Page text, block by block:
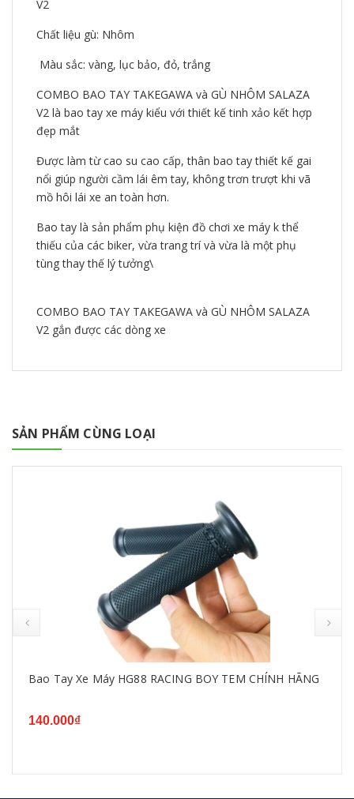
V2
Chất liệu gù: Nhôm
Màu sắc: vàng, lục bảo, đỏ, trắng
COMBO BAO TAY TAKEGAWA và GÙ NHÔM SALAZA
V2 là bao tay xe máy kiểu với thiết kế tinh xảo kết hợp
đẹp mắt
Được làm từ cao su cao cấp, thân bao tay thiết kế gai
nổi giúp người cầm lái êm tay, không trơn trượt khi vã
mồ hôi lái xe an toàn hơn.
Bao tay là sản phẩm phụ kiện đồ chơi xe máy k thể
thiếu của các biker, vừa trang trí và vừa là một phụ
tùng thay thế lý tưởng\
COMBO BAO TAY TAKEGAWA và GÙ NHÔM SALAZA
V2 gắn được các dòng xe
SẢN PHẨM CÙNG LOẠI
Bao Tay Xe Máy HG88 RACING BOY TEM CHÍNH HÃNG
140.000₫